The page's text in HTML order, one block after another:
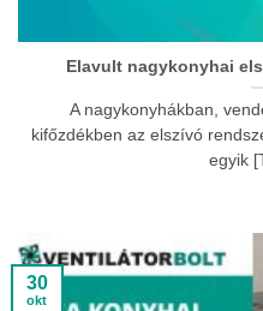
Elavult nagykonyhai
A nagykonyhákban,
kifőzdékben az elszívó
egyik
30
okt